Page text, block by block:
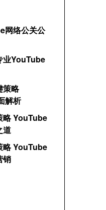
网络公关公
业YouTube
策略
解析
略 YouTube
道
略 YouTube
销